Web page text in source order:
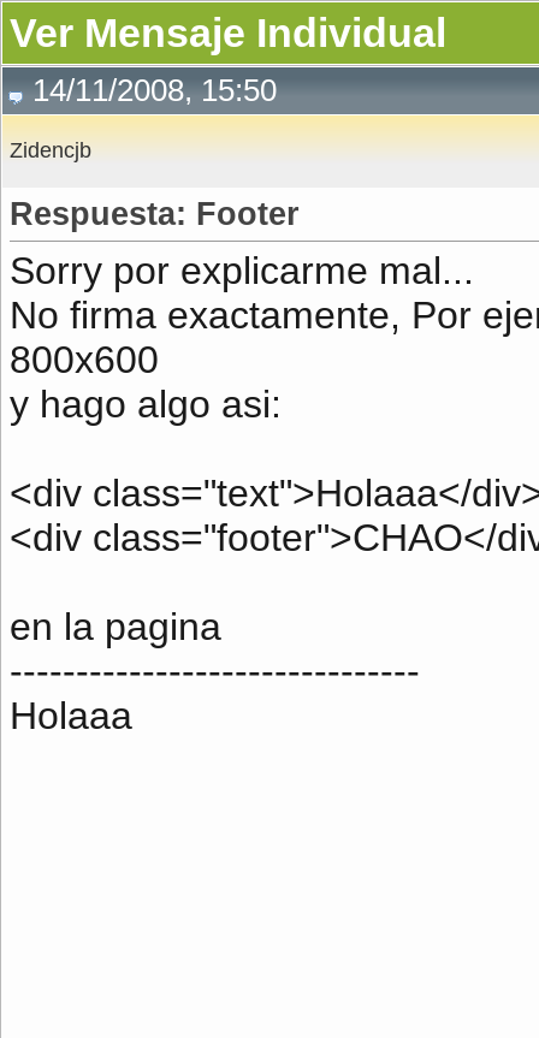
Ver Mensaje Individual
14/11/2008, 15:50
Zidencjb
Respuesta: Footer
Sorry por explicarme mal...
No firma exactamente, Por
800x600
y hago algo asi:
<div class="text">Holaaa</
<div class="footer">CHAO</
en la pagina
-------------------------------
Holaaa